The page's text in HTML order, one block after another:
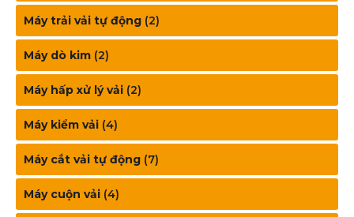
Máy trải vải tự động (2)
Máy dò kim (2)
Máy hấp xử lý vải (2)
Máy kiểm vải (4)
Máy cắt vải tự động (7)
Máy cuộn vải (4)